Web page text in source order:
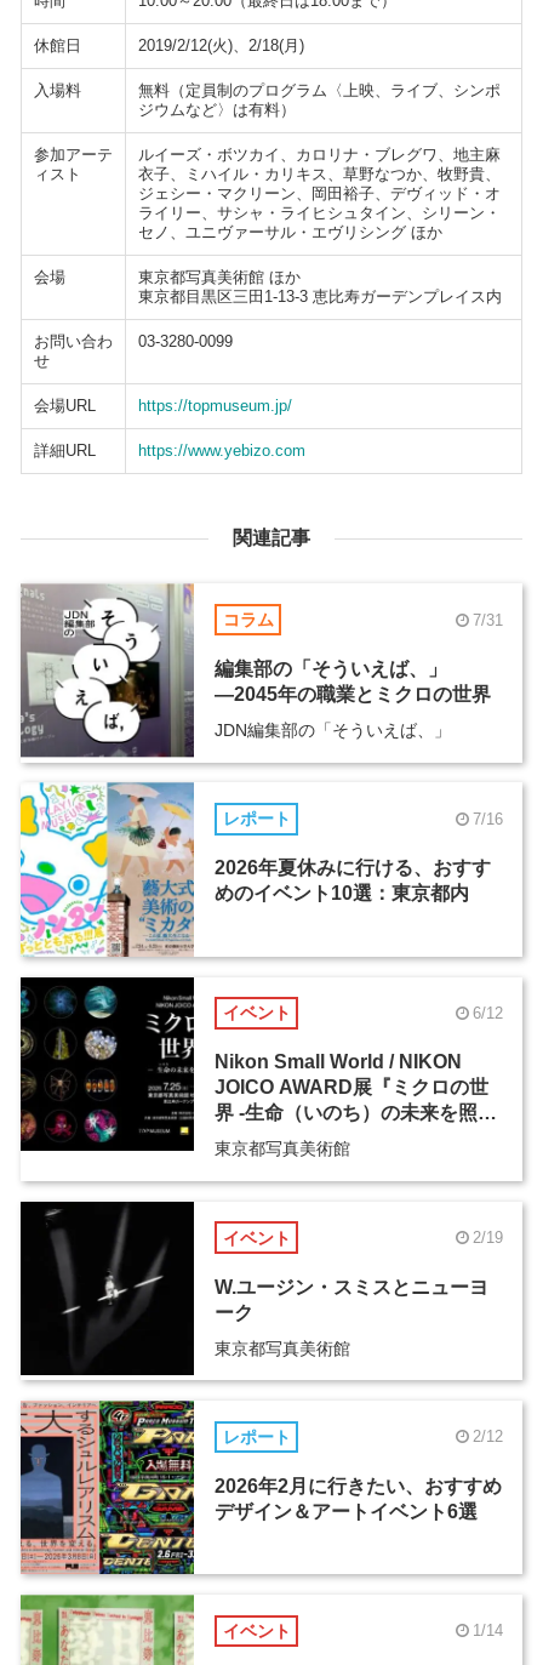
休館日 2019/2/12(火)、2/18(月)
入場料
無料（定員制のプログラム〈上映、ライブ、シンポ
ジウムなど〉は有料）
参加アーテ
ィスト
ルイーズ・ボツカイ、カロリナ・ブレグワ、地主麻
衣子、ミハイル・カリキス、草野なつか、牧野貴、
ジェシー・マクリーン、岡田裕子、デヴィッド・オ
ライリー、サシャ・ライヒシュタイン、シリーン・
セノ、ユニヴァーサル・エヴリシング ほか
会場
東京都写真美術館 ほか
東京都目黒区三田1-13-3 恵比寿ガーデンプレイス内
お問い合わ
せ
03-3280-0099
会場URL https://topmuseum.jp/
詳細URL https://www.yebizo.com
関連記事
コラム 7/31
編集部の「そういえば、」
―2045年の職業とミクロの世界
JDN編集部の「そういえば、」
レポート 7/16
2026年夏休みに行ける、おすす
めのイベント10選：東京都内
イベント 6/12
Nikon Small World / NIKON
JOICO AWARD展『ミクロの世
界 -生命（いのち）の未来を照ら
す-』
東京都写真美術館
イベント 2/19
W.ユージン・スミスとニューヨ
ーク
東京都写真美術館
レポート 2/12
2026年2月に行きたい、おすすめ
デザイン＆アートイベント6選
イベント 1/14